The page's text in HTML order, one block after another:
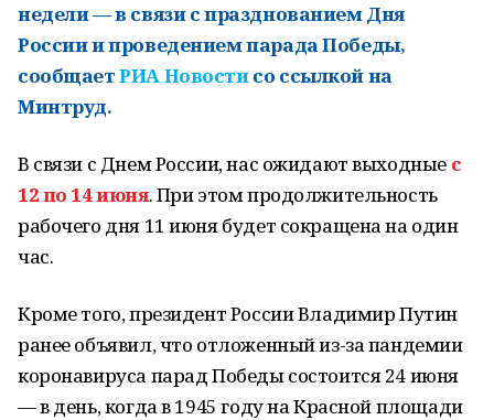
недели — в связи с празднованием Дня
России и проведением парада Победы,
сообщаетРИА Новостисо ссылкой на
Минтруд.
В связи с Днем России, нас ожидают выходные с
12 по 14 июня. При этом продолжительность
рабочего дня 11 июня будет сокращена на один
час.
Кроме того, президент России Владимир Путин
ранее объявил, что отложенный из-за пандемии
коронавируса парад Победы состоится 24 июня
— в день, когда в 1945 году на Красной площади